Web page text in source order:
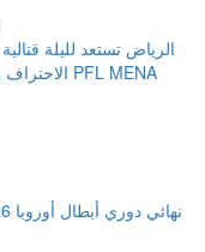
الرياض تستعد لليلة
الاحتراف ومالك باساهل يواصل رحلة الصعود في PFL MENA